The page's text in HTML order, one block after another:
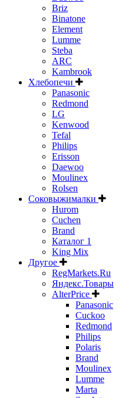
Briz
Binatone
Element
Lumme
Steba
ARC
Kambrook
Хлебопечи
Panasonic
Redmond
LG
Kenwood
Tefal
Philips
Erisson
Daewoo
Moulinex
Rolsen
Соковыжималки
Hurom
Cuchen
Brand
Каталог 1
King Mix
Другое
RegMarkets.Ru
Яндекс.Товары
AlterPrice
Panasonic
Cuckoo
Redmond
Philips
Polaris
Brand
Moulinex
Lumme
Marta